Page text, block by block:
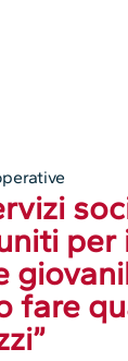
per
fare